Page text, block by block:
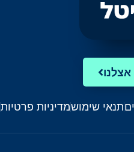
תנאי שימושמדיניות פרטיות